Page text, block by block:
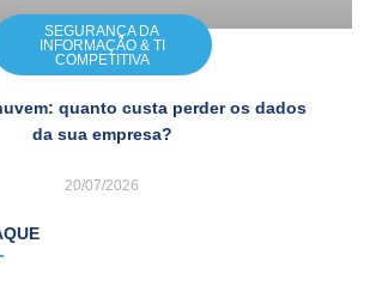
SEGURANÇA DA
INFORMAÇÃO & TI
COMPETITIVA
quanto custa perder os dados
da sua empresa?
20/07/2026